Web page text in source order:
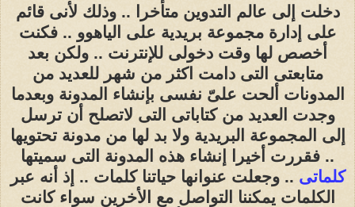
دخلت إلى عالم التدوين متأخرا .. وذلك لأنى قائم
على إدارة مجموعة بريدية على الياهوو .. فكنت
أخصص لها وقت دخولى للإنترنت .. ولكن بعد
متابعتى التى دامت اكثر من شهر للعديد من
المدونات ألحت علىّ نفسى بإنشاء المدونة وبعدما
وجدت العديد من كتاباتى التى لاتصلح أن ترسل
إلى المجموعة البريدية ولا بد لها من مدونة تحتويها
.. فقررت أخيرا إنشاء هذه المدونة التى سميتها
كلماتى .. وجعلت عنوانها حياتنا كلمات .. إذ أنه عبر
الكلمات يمكننا التواصل مع الأخرين سواء كانت